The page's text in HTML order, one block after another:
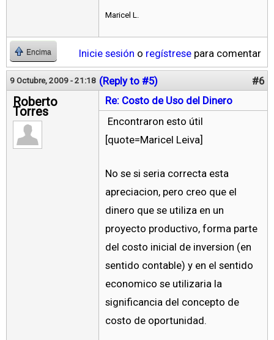
Maricel L.
Encima Inicie sesión o regístrese para comentar
9 Octubre, 2009 - 21:18 (Reply to #5) #6
Roberto
Torres
Re: Costo de Uso del Dinero
Encontraron esto útil
[quote=Maricel Leiva]
No se si seria correcta esta
apreciacion, pero creo que el
dinero que se utiliza en un
proyecto productivo, forma parte
del costo inicial de inversion (en
sentido contable) y en el sentido
economico se utilizaria la
significancia del concepto de
costo de oportunidad.